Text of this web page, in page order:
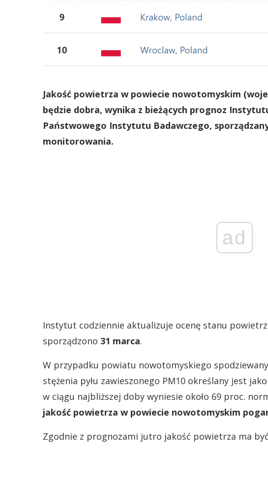
Jakość powietrza w powiecie nowotomyskim
będzie dobra, wynika z bieżących prognoz
Państwowego Instytutu Badawczego,
monitorowania.
ad
Instytut codziennie aktualizuje ocenę stanu
sporządzono 31 marca.
W przypadku powiatu nowotomyskiego
stężenia pyłu zawieszonego PM10 określany jest jako
w ciągu najbliższej doby wyniesie około 69 proc.
jakość powietrza w powiecie nowotomyskim
Zgodnie z prognozami jutro jakość powietrza ma